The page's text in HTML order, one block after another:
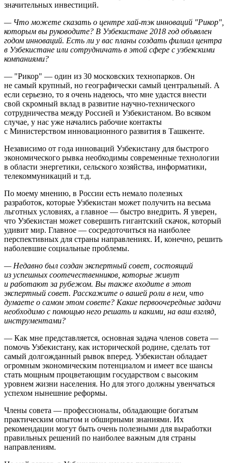
значительных инвестиций.
— Что можете сказать о центре хай-тэк инноваций "Рикор",
которым вы руководите? В Узбекистане 2018 год объявлен
годом инноваций. Есть ли у вас планы создать филиал центра
в Узбекистане или сотрудничать в этой сфере с узбекскими
компаниями?
— "Рикор" — один из 30 московских технопарков. Он
не самый крупный, но географически самый центральный. А
если серьезно, то я очень надеюсь, что мне удастся внести
свой скромный вклад в развитие научно-технического
сотрудничества между Россией и Узбекистаном. Во всяком
случае, у нас уже начались рабочие контакты
с Министерством инновационного развития в Ташкенте.
Независимо от года инноваций Узбекистану для быстрого
экономического рывка необходимы современные технологии
в области энергетики, сельского хозяйства, информатики,
телекоммуникаций и т.д.
По моему мнению, в России есть немало полезных
разработок, которые Узбекистан может получить на весьма
льготных условиях, а главное — быстро внедрить. Я уверен,
что Узбекистан может совершить гигантский скачок, который
удивит мир. Главное — сосредоточиться на наиболее
перспективных для страны направлениях. И, конечно, решить
наболевшие социальные проблемы.
— Недавно был создан экспертный совет, состоящий
из успешных соотечественников, которые живут
и работают за рубежом. Вы также входите в этот
экспертный совет. Расскажите о вашей роли в нем, что
думаете о самом этом совете? Какие первоочередные задачи
необходимо с помощью него решать и какими, на ваш взгляд,
инструментами?
— Как мне представляется, основная задача членов совета —
помочь Узбекистану, как исторической родине, сделать тот
самый долгожданный рывок вперед. Узбекистан обладает
огромным экономическим потенциалом и имеет все шансы
стать мощным процветающим государством с высоким
уровнем жизни населения. Но для этого должны увенчаться
успехом нынешние реформы.
Члены совета — профессионалы, обладающие богатым
практическим опытом и обширными знаниями. Их
рекомендации могут быть очень полезными для выработки
правильных решений по наиболее важным для страны
направлениям.